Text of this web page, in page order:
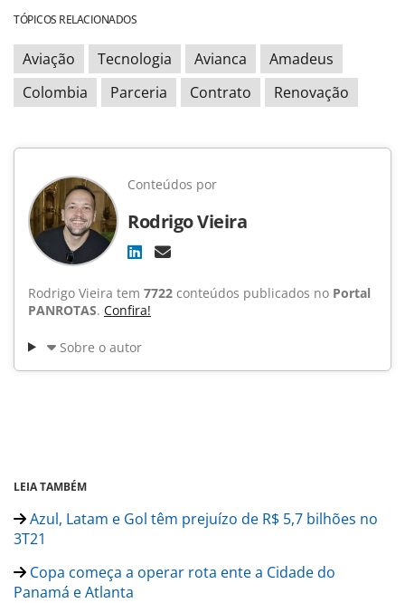
TÓPICOS RELACIONADOS
Aviação Tecnologia Avianca
Amadeus
Colombia
Parceria Contrato Renovação
Conteúdos por
Rodrigo Vieira
Rodrigo Vieira tem 7722 conteúdos publicados no Portal
PANROTAS. Confira!
Sobre o autor
LEIA TAMBÉM
Azul, Latam e Gol têm prejuízo de R$ 5,7 bilhões no
3T21
Copa começa a operar rota ente a Cidade do
Panamá e Atlanta